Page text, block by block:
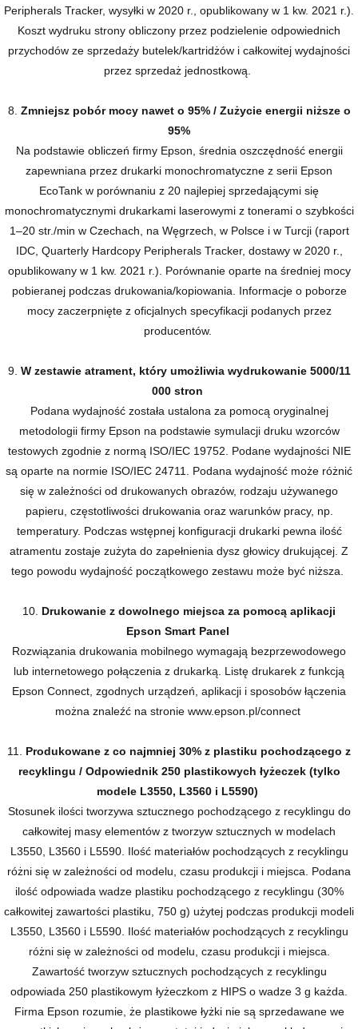
Peripherals Tracker, wysyłki w 2020 r., opublikowany w 1 kw. 2021 r.).
Koszt wydruku strony obliczony przez podzielenie odpowiednich
przychodów ze sprzedaży butelek/kartridżów i całkowitej wydajności
przez sprzedaż jednostkową.
8. Zmniejsz pobór mocy nawet o 95% / Zużycie energii niższe o
95%
Na podstawie obliczeń firmy Epson, średnia oszczędność energii
zapewniana przez drukarki monochromatyczne z serii Epson
EcoTank w porównaniu z 20 najlepiej sprzedającymi się
monochromatycznymi drukarkami laserowymi z tonerami o szybkości
1–20 str./min w Czechach, na Węgrzech, w Polsce i w Turcji (raport
IDC, Quarterly Hardcopy Peripherals Tracker, dostawy w 2020 r.,
opublikowany w 1 kw. 2021 r.). Porównanie oparte na średniej mocy
pobieranej podczas drukowania/kopiowania. Informacje o poborze
mocy zaczerpnięte z oficjalnych specyfikacji podanych przez
producentów.
9. W zestawie atrament, który umożliwia wydrukowanie 5000/11
000 stron
Podana wydajność została ustalona za pomocą oryginalnej
metodologii firmy Epson na podstawie symulacji druku wzorców
testowych zgodnie z normą ISO/IEC 19752. Podane wydajności NIE
są oparte na normie ISO/IEC 24711. Podana wydajność może różnić
się w zależności od drukowanych obrazów, rodzaju używanego
papieru, częstotliwości drukowania oraz warunków pracy, np.
temperatury. Podczas wstępnej konfiguracji drukarki pewna ilość
atramentu zostaje zużyta do zapełnienia dysz głowicy drukującej. Z
tego powodu wydajność początkowego zestawu może być niższa.
10. Drukowanie z dowolnego miejsca za pomocą aplikacji
Epson Smart Panel
Rozwiązania drukowania mobilnego wymagają bezprzewodowego
lub internetowego połączenia z drukarką. Listę drukarek z funkcją
Epson Connect, zgodnych urządzeń, aplikacji i sposobów łączenia
można znaleźć na stronie www.epson.pl/connect
11. Produkowane z co najmniej 30% z plastiku pochodzącego z
recyklingu / Odpowiednik 250 plastikowych łyżeczek (tylko
modele L3550, L3560 i L5590)
Stosunek ilości tworzywa sztucznego pochodzącego z recyklingu do
całkowitej masy elementów z tworzyw sztucznych w modelach
L3550, L3560 i L5590. Ilość materiałów pochodzących z recyklingu
różni się w zależności od modelu, czasu produkcji i miejsca. Podana
ilość odpowiada wadze plastiku pochodzącego z recyklingu (30%
całkowitej zawartości plastiku, 750 g) użytej podczas produkcji modeli
L3550, L3560 i L5590. Ilość materiałów pochodzących z recyklingu
różni się w zależności od modelu, czasu produkcji i miejsca.
Zawartość tworzyw sztucznych pochodzących z recyklingu
odpowiada 250 plastikowym łyżeczkom z HIPS o wadze 3 g każda.
Firma Epson rozumie, że plastikowe łyżki nie są sprzedawane we